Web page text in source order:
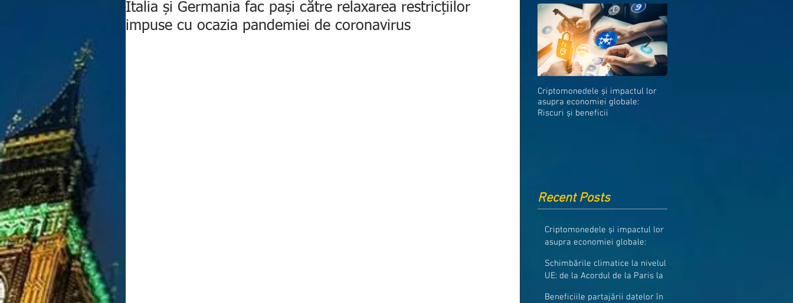
Italia și Germania fac pași către relaxarea restricțiilor
impuse cu ocazia pandemiei de coronavirus
Criptomonedele și impactul lor
asupra economiei globale:
Riscuri și beneficii
Recent Posts
Criptomonedele și impactul lor
asupra economiei globale:
Schimbările climatice la nivelul
UE: de la Acordul de la Paris la
Beneficiile partajării datelor în